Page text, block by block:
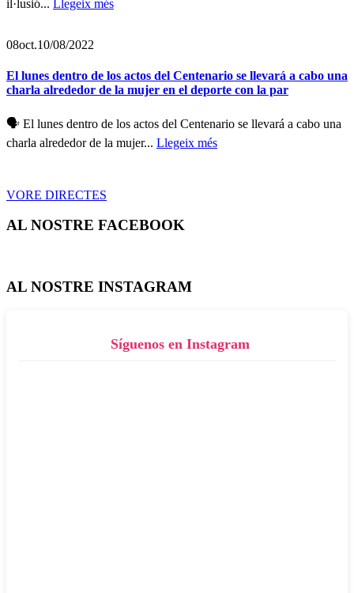
il·lusió... Llegeix més
08oct.10/08/2022
El lunes dentro de los actos del Centenario se llevará a cabo una
charla alrededor de la mujer en el deporte con la par
🗣️️ El lunes dentro de los actos del Centenario se llevará a cabo una
charla alrededor de la mujer... Llegeix més
VORE DIRECTES
AL NOSTRE FACEBOOK
AL NOSTRE INSTAGRAM
Síguenos en Instagram